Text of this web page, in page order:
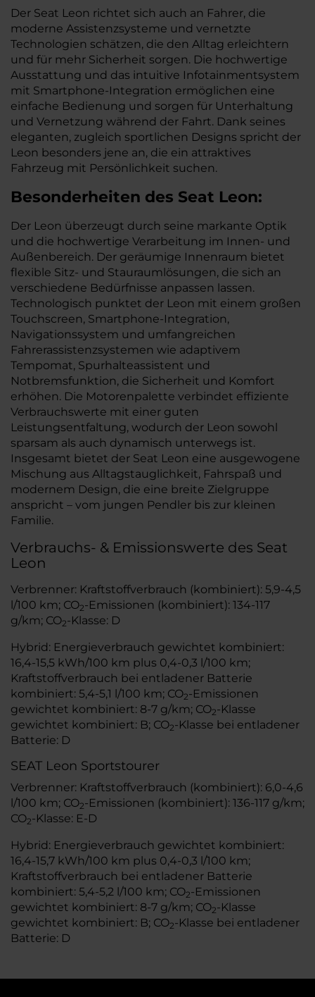
Der Seat Leon richtet sich auch an Fahrer, die
moderne Assistenzsysteme und vernetzte
Technologien schätzen, die den Alltag erleichtern
und für mehr Sicherheit sorgen. Die hochwertige
Ausstattung und das intuitive Infotainmentsystem
mit Smartphone-Integration ermöglichen eine
einfache Bedienung und sorgen für Unterhaltung
und Vernetzung während der Fahrt. Dank seines
eleganten, zugleich sportlichen Designs spricht der
Leon besonders jene an, die ein attraktives
Fahrzeug mit Persönlichkeit suchen.
Besonderheiten des Seat Leon:
Der Leon überzeugt durch seine markante Optik
und die hochwertige Verarbeitung im Innen- und
Außenbereich. Der geräumige Innenraum bietet
flexible Sitz- und Stauraumlösungen, die sich an
verschiedene Bedürfnisse anpassen lassen.
Technologisch punktet der Leon mit einem großen
Touchscreen, Smartphone-Integration,
Navigationssystem und umfangreichen
Fahrerassistenzsystemen wie adaptivem
Tempomat, Spurhalteassistent und
Notbremsfunktion, die Sicherheit und Komfort
erhöhen. Die Motorenpalette verbindet effiziente
Verbrauchswerte mit einer guten
Leistungsentfaltung, wodurch der Leon sowohl
sparsam als auch dynamisch unterwegs ist.
Insgesamt bietet der Seat Leon eine ausgewogene
Mischung aus Alltagstauglichkeit, Fahrspaß und
modernem Design, die eine breite Zielgruppe
anspricht – vom jungen Pendler bis zur kleinen
Familie.
Verbrauchs- & Emissionswerte des Seat
Leon
Verbrenner: Kraftstoffverbrauch (kombiniert): 5,9-4,5
l/100 km; CO2-Emissionen (kombiniert): 134-117
g/km; CO2-Klasse: D
Hybrid: Energieverbrauch gewichtet kombiniert:
16,4-15,5 kWh/100 km plus 0,4-0,3 l/100 km;
Kraftstoffverbrauch bei entladener Batterie
kombiniert: 5,4-5,1 l/100 km; CO2-Emissionen
gewichtet kombiniert: 8-7 g/km; CO2-Klasse
gewichtet kombiniert: B; CO2-Klasse bei entladener
Batterie: D
SEAT Leon Sportstourer
Verbrenner: Kraftstoffverbrauch (kombiniert): 6,0-4,6
l/100 km; CO2-Emissionen (kombiniert): 136-117 g/km;
CO2-Klasse: E-D
Hybrid: Energieverbrauch gewichtet kombiniert:
16,4-15,7 kWh/100 km plus 0,4-0,3 l/100 km;
Kraftstoffverbrauch bei entladener Batterie
kombiniert: 5,4-5,2 l/100 km; CO2-Emissionen
gewichtet kombiniert: 8-7 g/km; CO2-Klasse
gewichtet kombiniert: B; CO2-Klasse bei entladener
Batterie: D